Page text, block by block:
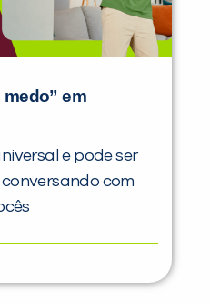
em
e pode ser
com
DE MÉTODO